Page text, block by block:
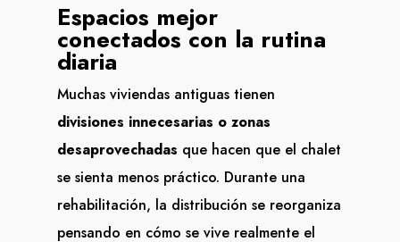
Espacios mejor
conectados con la rutina
diaria
Muchas viviendas antiguas tienen
divisiones innecesarias o zonas
desaprovechadas que hacen que el chalet
se sienta menos práctico. Durante una
rehabilitación, la distribución se reorganiza
pensando en cómo se vive realmente el